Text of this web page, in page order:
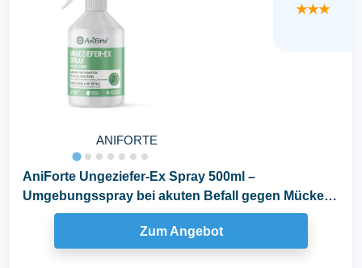
ANIFORTE
★★★
AniForte Ungeziefer-Ex Spray 500ml –
Umgebungsspray bei akuten Befall gegen Mücken,
Insekten...
Zum Angebot